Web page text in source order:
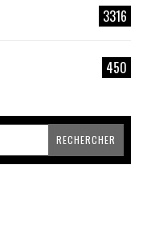
3316
450